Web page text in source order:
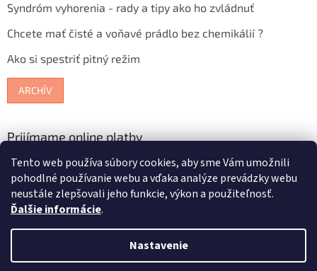
Tento web používa súbory cookies, aby sme Vám umožnili
pohodlné používanie webu a vďaka analýze prevádzky webu
neustále zlepšovali jeho funkcie, výkon a použiteľnosť.
Ďalšie informácie.
Nastavenie
Syndróm vyhorenia - rady a tipy ako ho zvládnuť
Chcete mať čisté a voňavé prádlo bez chemikálií ?
Ako si spestriť pitný režim
ARCHÍV
Prijímame online platby